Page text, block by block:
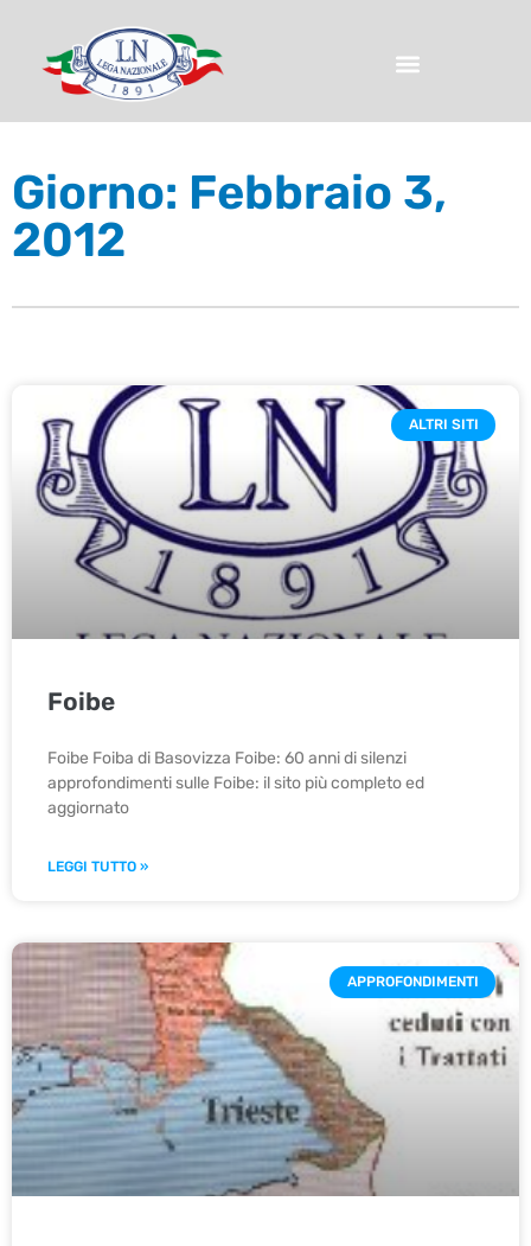
Giorno: Febbraio 3,
2012
ALTRI SITI
Foibe
Foibe Foiba di Basovizza Foibe: 60 anni di silenzi
approfondimenti sulle Foibe: il sito più completo ed
aggiornato
LEGGI TUTTO »
APPROFONDIMENTI